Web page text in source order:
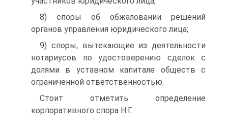
8) споры об обжаловании решений
органов управления юридического лица;
9) споры, вытекающие из деятельности
нотариусов по удостоверению сделок с
долями в уставном капитале обществ с
ограниченной ответственностью.
Стоит отметить определение
корпоративного спора Н.Г.